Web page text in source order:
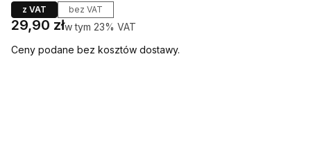
z VAT bez VAT
Cena
29,90 złw tym 23% VAT
w tym 23% VAT
Ceny podane bez kosztów dostawy.